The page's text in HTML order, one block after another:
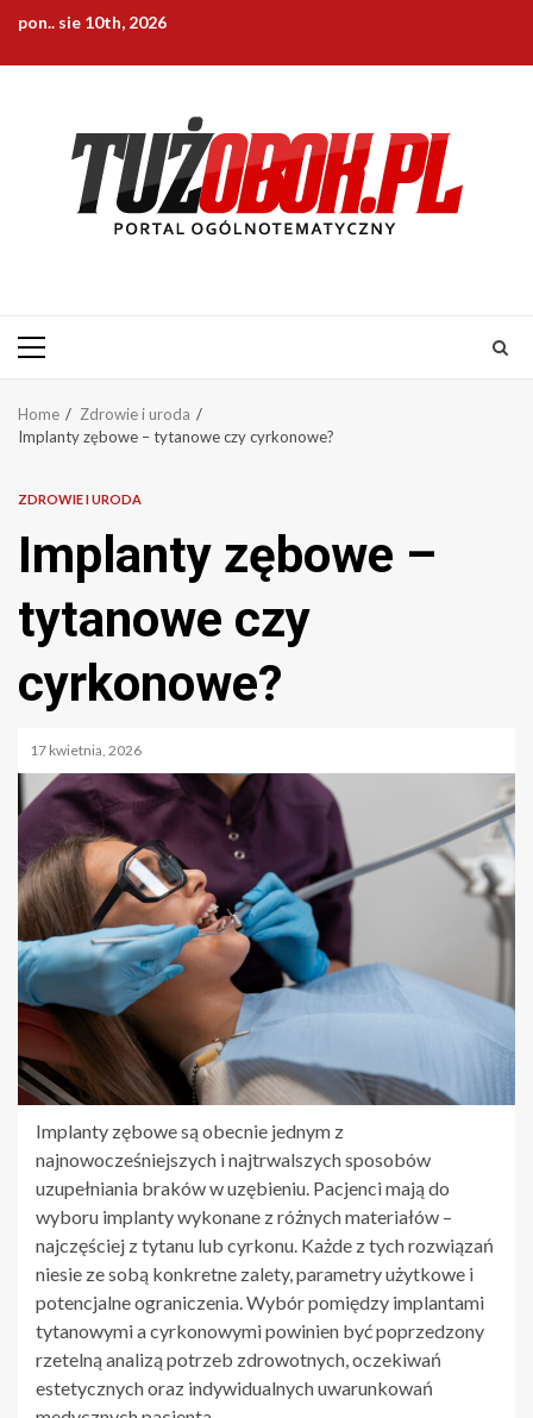
content
pon.. sie 10th, 2026
Primary
Home
Zdrowie i uroda
Implanty zębowe – tytanowe czy cyrkonowe?
ZDROWIE I URODA
Implanty zębowe –
tytanowe czy
cyrkonowe?
17 kwietnia, 2026
Implanty zębowe są obecnie jednym z
najnowocześniejszych i najtrwalszych sposobów
uzupełniania braków w uzębieniu. Pacjenci mają do
wyboru implanty wykonane z różnych materiałów –
najczęściej z tytanu lub cyrkonu. Każde z tych rozwiązań
niesie ze sobą konkretne zalety, parametry użytkowe i
potencjalne ograniczenia. Wybór pomiędzy implantami
tytanowymi a cyrkonowymi powinien być poprzedzony
rzetelną analizą potrzeb zdrowotnych, oczekiwań
estetycznych oraz indywidualnych uwarunkowań